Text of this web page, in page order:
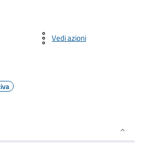
Vedi azioni